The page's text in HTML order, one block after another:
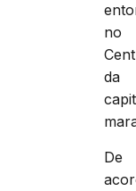
no
da
De